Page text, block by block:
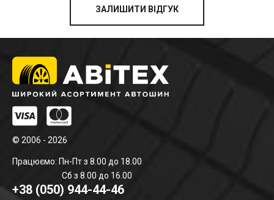
ЗАЛИШИТИ ВІДГУК
© 2006 - 2026
Працюємо: Пн-Пт з 8.00 до 18.00
Сб з 8.00 до 16.00
+38 (050) 944-44-46